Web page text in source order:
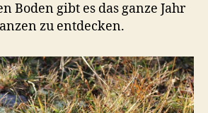
Boden gibt es das ganze Jahr
zu entdecken.